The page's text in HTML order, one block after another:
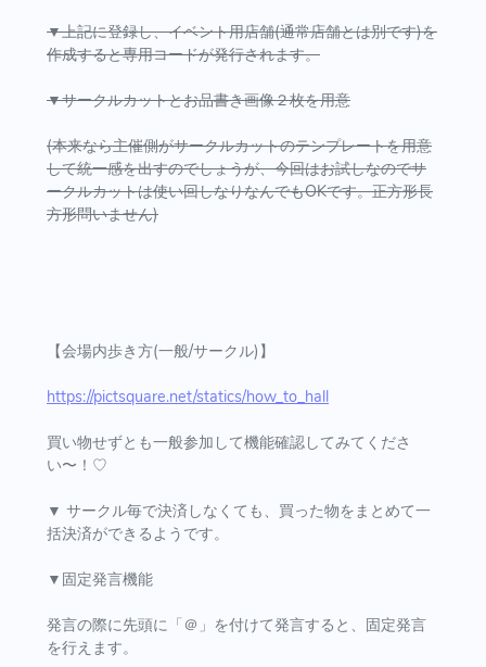
▼上記に登録し、イベント用店舗(通常店舗とは別です)を
作成すると専用コードが発行されます。
▼サークルカットとお品書き画像２枚を用意
(本来なら主催側がサークルカットのテンプレートを用意
して統一感を出すのでしょうが、今回はお試しなのでサ
ークルカットは使い回しなりなんでもOKです。正方形長
方形問いません)
【会場内歩き方(一般/サークル)】
https://pictsquare.net/statics/how_to_hall
買い物せずとも一般参加して機能確認してみてくださ
い〜！♡
▼ サークル毎で決済しなくても、買った物をまとめて一
括決済ができるようです。
▼固定発言機能
発言の際に先頭に「＠」を付けて発言すると、固定発言
を行えます。